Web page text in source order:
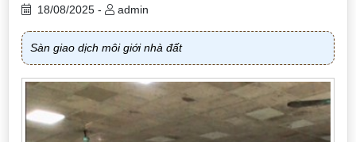
Cần thuê MBKD tại Phường Yên Hòa
Cần thuê MBKD tại Phường Phương Liệt
Cần thuê MBKD tại Phường Khương Đình
Cần thuê MBKD tại Phường Yên Sở
Cần thuê MBKD tại Phường Hoàng Liệt
Cần thuê MBKD tại Phường Định Công
Cần thuê MBKD tại Phường Tương Mai
18/08/2025 - admin
Sàn giao dịch môi giới nhà đất